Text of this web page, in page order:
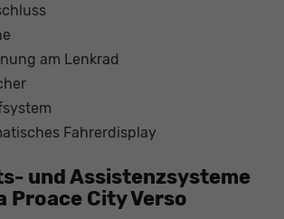
am Lenkrad
Fahrerdisplay
und Assistenzsysteme
Proace City Verso